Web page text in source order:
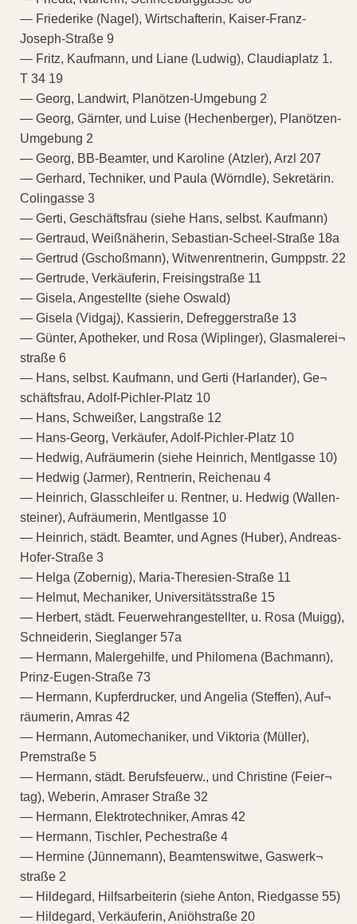
— Friederike (Nagel), Wirtschafterin, Kaiser-Franz-
Joseph-Straße 9
— Fritz, Kaufmann, und Liane (Ludwig), Claudiaplatz 1.
T 34 19
— Georg, Landwirt, Planötzen-Umgebung 2
— Georg, Gärnter, und Luise (Hechenberger), Planötzen-
Umgebung 2
— Georg, BB-Beamter, und Karoline (Atzler), Arzl 207
— Gerhard, Techniker, und Paula (Wörndle), Sekretärin.
Colingasse 3
— Gerti, Geschäftsfrau (siehe Hans, selbst. Kaufmann)
— Gertraud, Weißnäherin, Sebastian-Scheel-Straße 18a
— Gertrud (Gschoßmann), Witwenrentnerin, Gumppstr. 22
— Gertrude, Verkäuferin, Freisingstraße 11
— Gisela, Angestellte (siehe Oswald)
— Gisela (Vidgaj), Kassierin, Defreggerstraße 13
— Günter, Apotheker, und Rosa (Wiplinger), Glasmalerei¬
straße 6
— Hans, selbst. Kaufmann, und Gerti (Harlander), Ge¬
schäftsfrau, Adolf-Pichler-Platz 10
— Hans, Schweißer, Langstraße 12
— Hans-Georg, Verkäufer, Adolf-Pichler-Platz 10
— Hedwig, Aufräumerin (siehe Heinrich, Mentlgasse 10)
— Hedwig (Jarmer), Rentnerin, Reichenau 4
— Heinrich, Glasschleifer u. Rentner, u. Hedwig (Wallen-
steiner), Aufräumerin, Mentlgasse 10
— Heinrich, städt. Beamter, und Agnes (Huber), Andreas-
Hofer-Straße 3
— Helga (Zobernig), Maria-Theresien-Straße 11
— Helmut, Mechaniker, Universitätsstraße 15
— Herbert, städt. Feuerwehrangestellter, u. Rosa (Muigg),
Schneiderin, Sieglanger 57a
— Hermann, Malergehilfe, und Philomena (Bachmann),
Prinz-Eugen-Straße 73
— Hermann, Kupferdrucker, und Angelia (Steffen), Auf¬
räumerin, Amras 42
— Hermann, Automechaniker, und Viktoria (Müller),
Premstraße 5
— Hermann, städt. Berufsfeuerw., und Christine (Feier¬
tag), Weberin, Amraser Straße 32
— Hermann, Elektrotechniker, Amras 42
— Hermann, Tischler, Pechestraße 4
— Hermine (Jünnemann), Beamtenswitwe, Gaswerk¬
straße 2
— Hildegard, Hilfsarbeiterin (siehe Anton, Riedgasse 55)
— Hildegard, Verkäuferin, Aniöhstraße 20